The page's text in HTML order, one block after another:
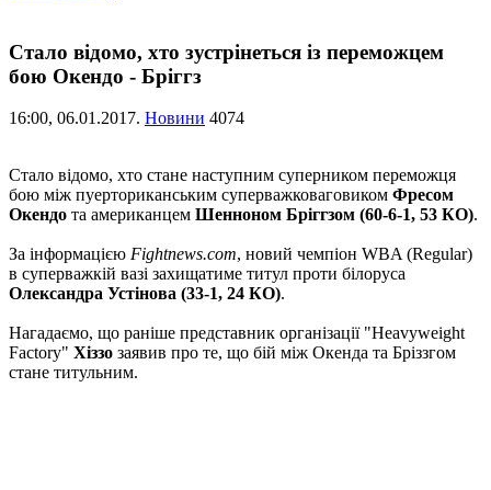
Стало відомо, хто зустрінеться із переможцем
бою Окендо - Бріггз
16:00, 06.01.2017. Новини 4074
Стало відомо, хто стане наступним суперником переможця
бою між пуерториканським суперважковаговиком Фресом
Окендо та американцем Шенноном Бріггзом (60-6-1, 53 КО).
За інформацією Fightnews.com, новий чемпіон WBA (Regular)
в суперважкій вазі захищатиме титул проти білоруса
Олександра Устінова (33-1, 24 КО).
Нагадаємо, що раніше представник організації "Heavyweight
Factory" Хіззо заявив про те, що бій між Окенда та Бріззгом
стане титульним.